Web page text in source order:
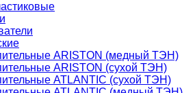
ARISTON (медный ТЭН)
ARISTON (сухой ТЭН)
ATLANTIC (сухой ТЭН)